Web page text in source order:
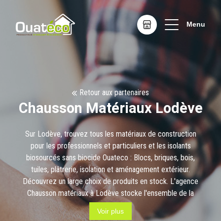
Menu
Retour aux partenaires
Chausson Matériaux Lodève
Sur Lodève, trouvez tous les matériaux de construction
pour les professionnels et particuliers et les isolants
biosourcés sans biocide Ouateco : Blocs, briques, bois,
tuiles, plâtrerie, isolation et aménagement extérieur.
Découvrez un large choix de produits en stock. L'agence
Chausson matériaux à Lodève stocke l'ensemble de la
gamme des
isolants biosourcés, sans biocide Ouateco .
Ces isolants sont fabriqués dans les landes avec une
Voir plus